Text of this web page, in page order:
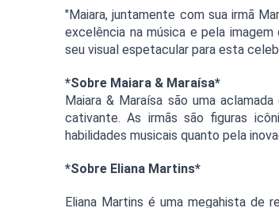
"Maiara, juntamente com sua irmã
excelência na música e pela imagem
seu visual espetacular para esta
*Sobre Maiara & Maraísa*
Maiara & Maraísa são uma
cativante. As irmãs são figuras
habilidades musicais quanto pela
*Sobre Eliana Martins*
Eliana Martins é uma megahista de